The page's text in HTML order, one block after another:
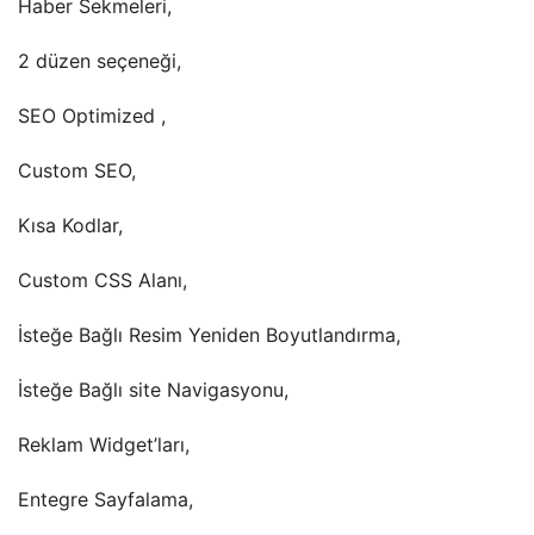
Haber Sekmeleri,
2 düzen seçeneği,
SEO Optimized ,
Custom SEO,
Kısa Kodlar,
Custom CSS Alanı,
İsteğe Bağlı Resim Yeniden Boyutlandırma,
İsteğe Bağlı site Navigasyonu,
Reklam Widget’ları,
Entegre Sayfalama,